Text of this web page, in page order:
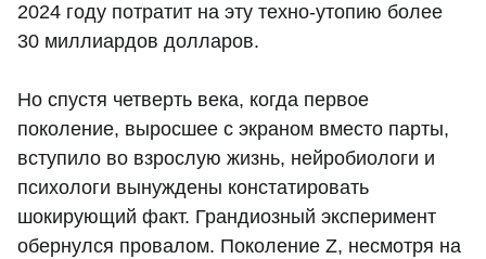
2024 году потратит на эту техно-утопию более
30 миллиардов долларов.
Но спустя четверть века, когда первое
поколение, выросшее с экраном вместо парты,
вступило во взрослую жизнь, нейробиологи и
психологи вынуждены констатировать
шокирующий факт. Грандиозный эксперимент
обернулся провалом. Поколение Z, несмотря на